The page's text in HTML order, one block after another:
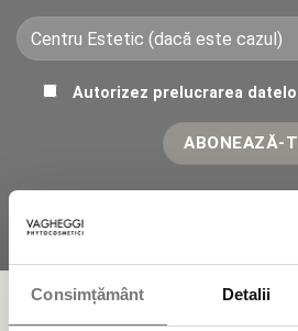
Consimțământ Detalii
Autorizez prelucrarea
Fitocosmetice Naturale